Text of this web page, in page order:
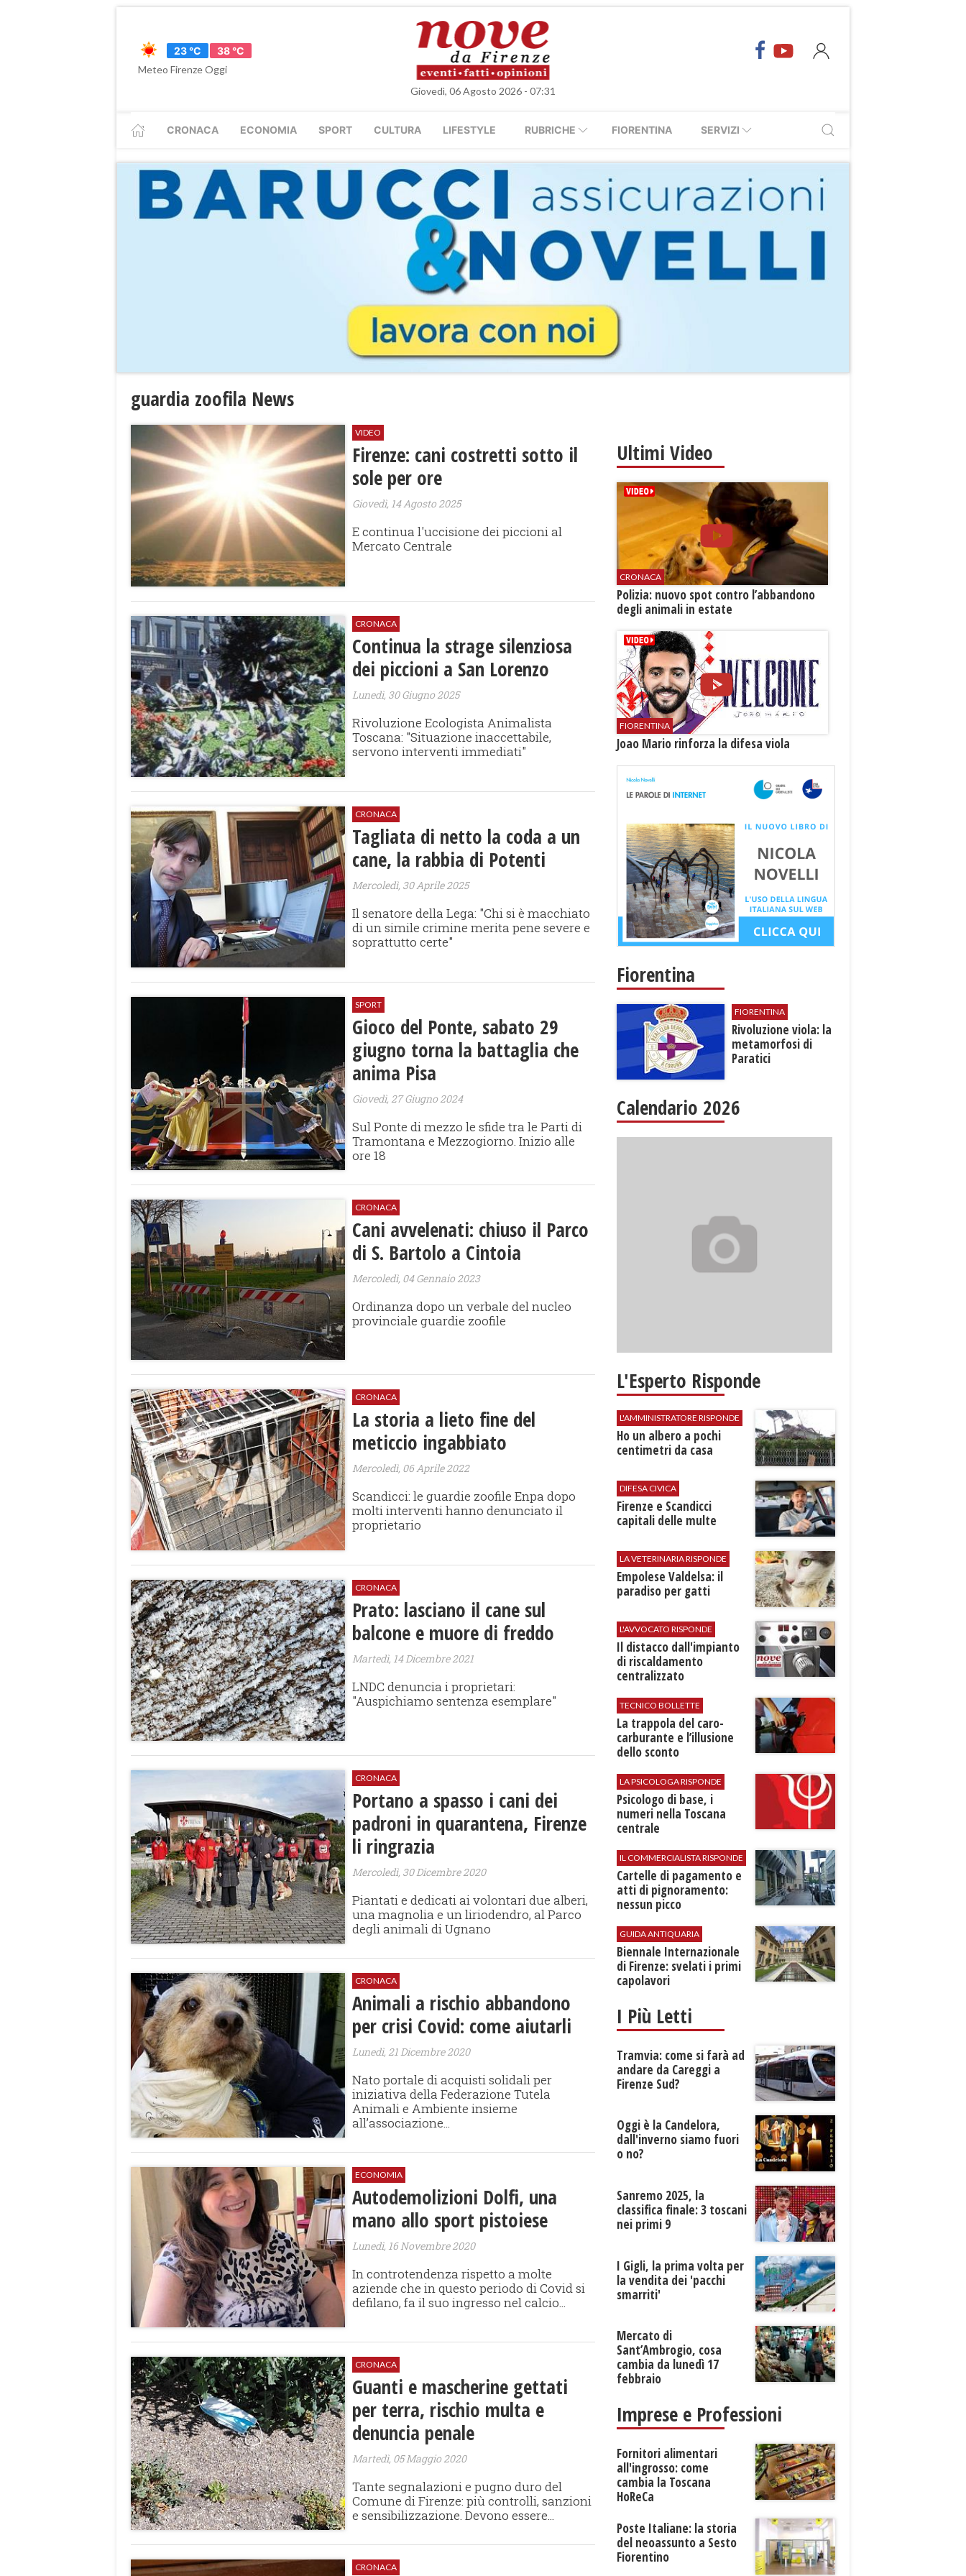
23 °C
38 °C
Meteo Firenze Oggi
Giovedì, 06 Agosto 2026 - 07:31
CRONACA ECONOMIA SPORT CULTURA LIFESTYLE RUBRICHE FIORENTINA SERVIZI
guardia zoofila News
VIDEO
Firenze: cani costretti sotto il
sole per ore
Giovedì, 14 Agosto 2025
E continua l'uccisione dei piccioni al
Mercato Centrale
CRONACA
Continua la strage silenziosa
dei piccioni a San Lorenzo
Lunedì, 30 Giugno 2025
Rivoluzione Ecologista Animalista
Toscana: "Situazione inaccettabile,
servono interventi immediati"
CRONACA
Tagliata di netto la coda a un
cane, la rabbia di Potenti
Mercoledì, 30 Aprile 2025
Il senatore della Lega: "Chi si è macchiato
di un simile crimine merita pene severe e
soprattutto certe"
SPORT
Gioco del Ponte, sabato 29
giugno torna la battaglia che
anima Pisa
Giovedì, 27 Giugno 2024
Sul Ponte di mezzo le sfide tra le Parti di
Tramontana e Mezzogiorno. Inizio alle
ore 18
CRONACA
Cani avvelenati: chiuso il Parco
di S. Bartolo a Cintoia
Mercoledì, 04 Gennaio 2023
Ordinanza dopo un verbale del nucleo
provinciale guardie zoofile
CRONACA
La storia a lieto fine del
meticcio ingabbiato
Mercoledì, 06 Aprile 2022
Scandicci: le guardie zoofile Enpa dopo
molti interventi hanno denunciato il
proprietario
CRONACA
Prato: lasciano il cane sul
balcone e muore di freddo
Martedì, 14 Dicembre 2021
LNDC denuncia i proprietari:
"Auspichiamo sentenza esemplare"
CRONACA
Portano a spasso i cani dei
padroni in quarantena, Firenze
li ringrazia
Mercoledì, 30 Dicembre 2020
Piantati e dedicati ai volontari due alberi,
una magnolia e un liriodendro, al Parco
degli animali di Ugnano
CRONACA
Animali a rischio abbandono
per crisi Covid: come aiutarli
Lunedì, 21 Dicembre 2020
Nato portale di acquisti solidali per
iniziativa della Federazione Tutela
Animali e Ambiente insieme
all’associazione...
ECONOMIA
Autodemolizioni Dolfi, una
mano allo sport pistoiese
Lunedì, 16 Novembre 2020
In controtendenza rispetto a molte
aziende che in questo periodo di Covid si
defilano, fa il suo ingresso nel calcio...
CRONACA
Guanti e mascherine gettati
per terra, rischio multa e
denuncia penale
Martedì, 05 Maggio 2020
Tante segnalazioni e pugno duro del
Comune di Firenze: più controlli, sanzioni
e sensibilizzazione. Devono essere...
CRONACA
Ultimi Video
CRONACA
Polizia: nuovo spot contro l’abbandono
degli animali in estate
FIORENTINA
Joao Mario rinforza la difesa viola
Fiorentina
FIORENTINA
​Rivoluzione viola: la
metamorfosi di
Paratici
Calendario 2026
L'Esperto Risponde
L'AMMINISTRATORE RISPONDE
Ho un albero a pochi
centimetri da casa
DIFESA CIVICA
Firenze e Scandicci
capitali delle multe
LA VETERINARIA RISPONDE
Empolese Valdelsa: il
paradiso per gatti
L'AVVOCATO RISPONDE
Il distacco dall'impianto
di riscaldamento
centralizzato
TECNICO BOLLETTE
​La trappola del caro-
carburante e l’illusione
dello sconto
LA PSICOLOGA RISPONDE
Psicologo di base, i
numeri nella Toscana
centrale
IL COMMERCIALISTA RISPONDE
Cartelle di pagamento e
atti di pignoramento:
nessun picco
GUIDA ANTIQUARIA
Biennale Internazionale
di Firenze: svelati i primi
capolavori
I Più Letti
Tramvia: come si farà ad
andare da Careggi a
Firenze Sud?
Oggi è la Candelora,
dall'inverno siamo fuori
o no?
Sanremo 2025, la
classifica finale: 3 toscani
nei primi 9
I Gigli, la prima volta per
la vendita dei 'pacchi
smarriti'
Mercato di
Sant’Ambrogio, cosa
cambia da lunedì 17
febbraio
Imprese e Professioni
Fornitori alimentari
all'ingrosso: come
cambia la Toscana
HoReCa
Poste Italiane: la storia
del neoassunto a Sesto
Fiorentino